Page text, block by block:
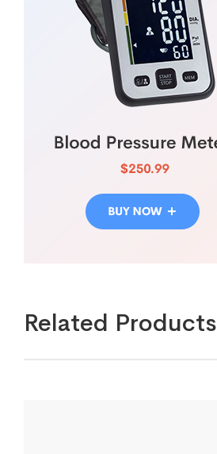
Related Products